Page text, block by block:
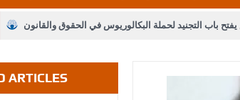
باب التجنيد لحملة البكالوريوس في الحقوق والقانون
ويؤكد حرص مجلس النواب على شراكة فاعلة مع الإعلام
ARTICLES